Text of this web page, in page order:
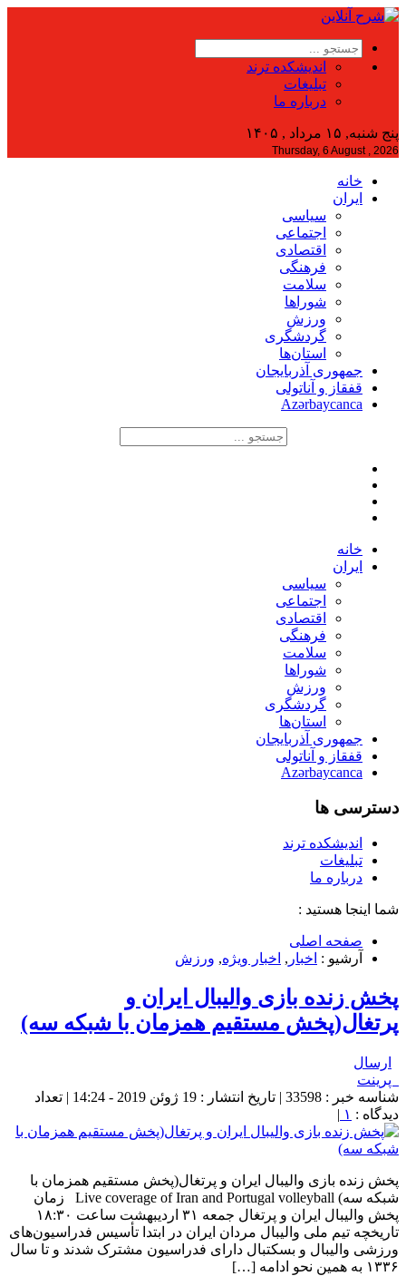
اندیشکده ترند
تبلیغات
درباره ما
پنج شنبه, ۱۵ مرداد , ۱۴۰۵
Thursday, 6 August , 2026
خانه
ایران
سیاسی
اجتماعی
اقتصادی
فرهنگی
سلامت
شوراها
ورزش
گردشگری
استان‌ها
جمهوری آذربایجان
قفقاز و آناتولی
Azərbaycanca
خانه
ایران
سیاسی
اجتماعی
اقتصادی
فرهنگی
سلامت
شوراها
ورزش
گردشگری
استان‌ها
جمهوری آذربایجان
قفقاز و آناتولی
Azərbaycanca
دسترسی ها
اندیشکده ترند
تبلیغات
درباره ما
شما اینجا هستید :
صفحه اصلی
آرشیو : اخبار , اخبار ویژه, ورزش
پخش زنده بازی والیبال ایران و
پرتغال(پخش مستقیم همزمان با شبکه سه)
ارسال
پرینت
شناسه خبر : 33598 | تاریخ انتشار : 19 ژوئن 2019 - 14:24 | تعداد
دیدگاه : ۱ |
پخش زنده بازی والیبال ایران و پرتغال(پخش مستقیم همزمان با
شبکه سه) Live coverage of Iran and Portugal volleyball زمان
پخش والیبال ایران و پرتغال جمعه ۳۱ اردیبهشت ساعت ۱۸:۳۰
تاریخچه تیم ملی والیبال مردان ایران در ابتدا تأسیس فدراسیون‌های
ورزشی والیبال و بسکتبال دارای فدراسیون مشترک شدند و تا سال
۱۳۳۶ به همین نحو ادامه […]